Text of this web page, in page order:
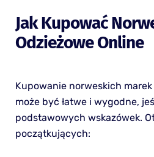
Jak Kupować
Odzieżowe Online
Kupowanie norweskich
może być łatwe i wygodne,
podstawowych wskazówek.
początkujących: